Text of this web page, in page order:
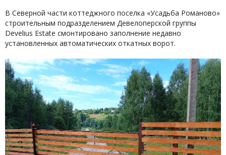
В Северной части коттеджного поселка «Усадьба Романово»
строительным подразделением Девелоперской группы
Develius Estate смонтировано заполнение недавно
установленных автоматических откатных ворот.